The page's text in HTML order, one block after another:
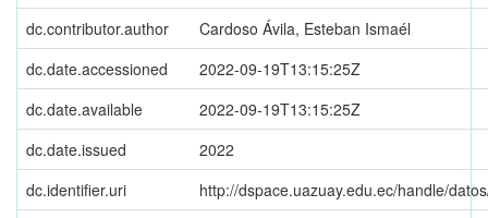
dc.contributor.author
Cardoso Ávila, Esteban Ismaél
dc.date.accessioned
2022-09-19T13:15:25Z
dc.date.available
2022-09-19T13:15:25Z
dc.date.issued
2022
dc.identifier.uri
http://dspace.uazuay.edu.ec/handle/